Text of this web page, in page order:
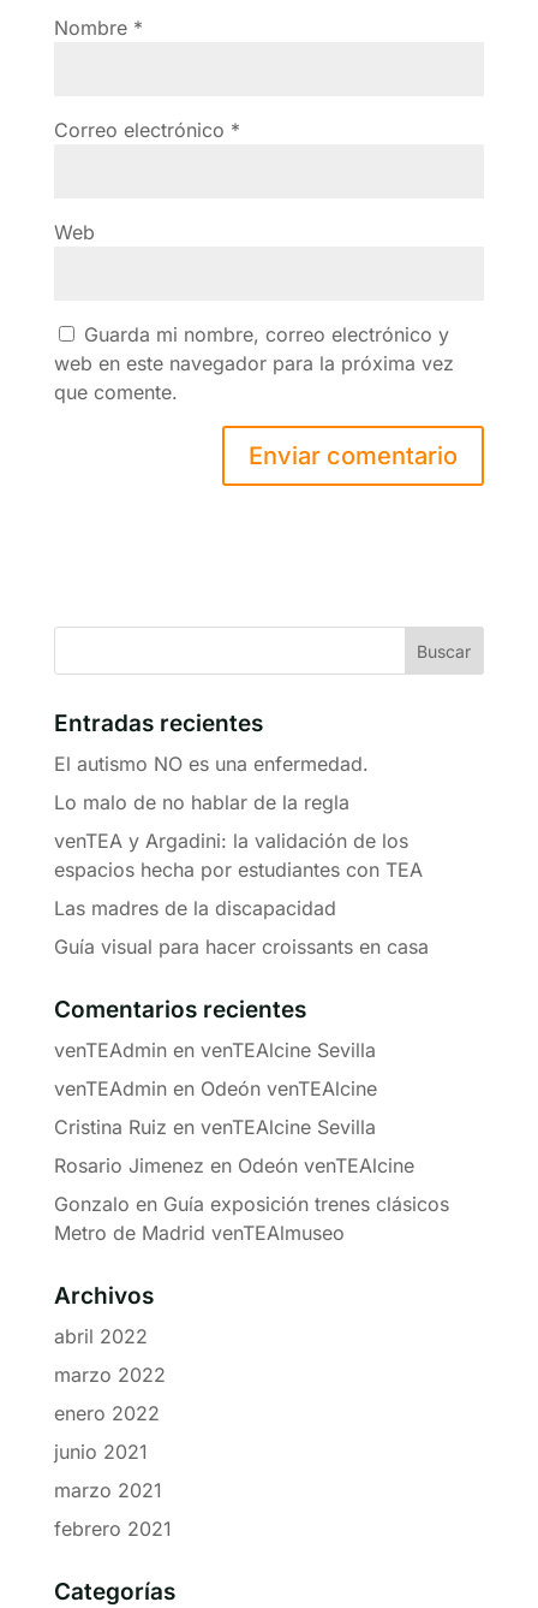
Nombre *
Correo electrónico *
Web
Guarda mi nombre, correo electrónico y
web en este navegador para la próxima vez
que comente.
Entradas recientes
El autismo NO es una enfermedad.
Lo malo de no hablar de la regla
venTEA y Argadini: la validación de los
espacios hecha por estudiantes con TEA
Las madres de la discapacidad
Guía visual para hacer croissants en casa
Comentarios recientes
venTEAdminen venTEAlcine Sevilla
venTEAdminen Odeón venTEAlcine
Cristina Ruiz en venTEAlcine Sevilla
Rosario Jimenez en Odeón venTEAlcine
Gonzalo en Guía exposición trenes clásicos
Metro de Madrid venTEAlmuseo
Archivos
abril 2022
marzo 2022
enero 2022
junio 2021
marzo 2021
febrero 2021
Categorías